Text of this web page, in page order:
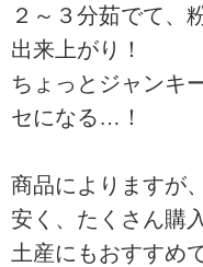
２～３分茹でて、
出来上がり！
ちょっとジャンキ
セになる…！
商品によりますが
安く、たくさん購
土産にもおすすめ